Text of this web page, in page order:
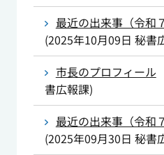
最近の出来事（令和
(2025年10月09日 秘書
市長のプロフィール
書広報課)
最近の出来事（令和
(2025年09月30日 秘書